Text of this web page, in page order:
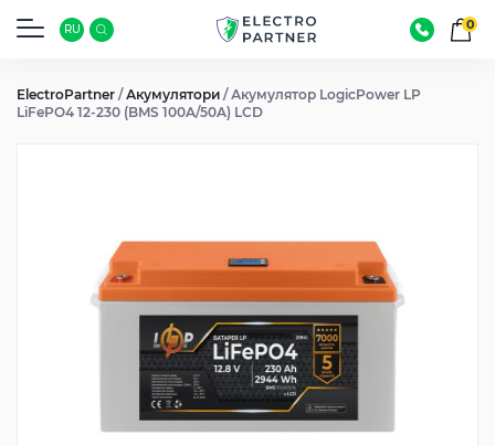
RU 0
ElectroPartner /Акумулятори /Акумулятор LogicPower LP
LiFePO4 12-230 (BMS 100A/50A) LCD